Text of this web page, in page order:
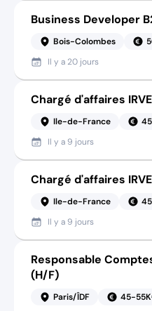
Business Developer
Bois-Colombes
Il y a 20 jours
Chargé d'affaires
Ile-de-France
Il y a 9 jours
Chargé d'affaires
Ile-de-France
Il y a 9 jours
Responsable
(H/F)
Paris/ÎDF
45-